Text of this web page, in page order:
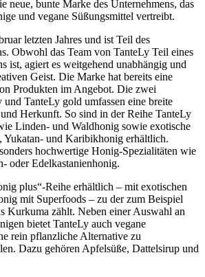
neue, bunte Marke des Unternehmens, das
und vegane Süßungsmittel vertreibt.
letzten Jahres und ist Teil des
Obwohl das Team von TanteLy Teil eines
ist, agiert es weitgehend unabhängig und
Geist. Die Marke hat bereits eine
Produkten im Angebot. Die zwei
TanteLy gold umfassen eine breite
Herkunft. So sind in der Reihe TanteLy
Linden- und Waldhonig sowie exotische
Yukatan- und Karibikhonig erhältlich.
hochwertige Honig-Spezialitäten wie
oder Edelkastanienhonig.
plus“-Reihe erhältlich – mit exotischen
mit Superfoods – zu der zum Beispiel
Kurkuma zählt. Neben einer Auswahl an
bietet TanteLy auch vegane
rein pflanzliche Alternative zu
Dazu gehören Apfelsüße, Dattelsirup und